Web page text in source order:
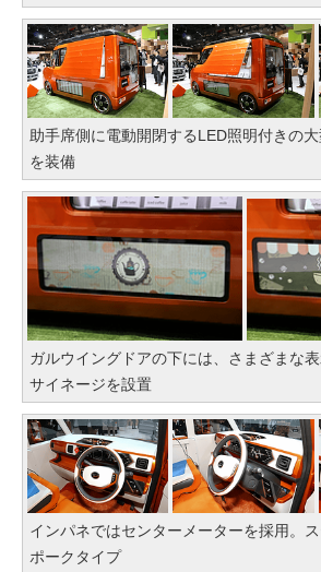
助手席側に電動開閉するLED照明付きの
を装備
ガルウイングドアの下には、さまざまな
サイネージを設置
インパネではセンターメーターを採用。
ポークタイプ